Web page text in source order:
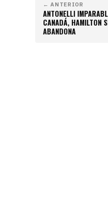
← ANTERIOR
ANTONELLI
CANADÁ, HAMILTON
ABANDONA